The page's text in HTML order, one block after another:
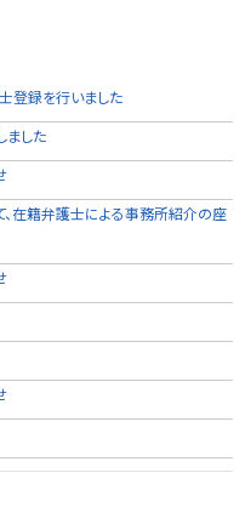
登録を行いました
ました
在籍弁護士による事務所紹介の座